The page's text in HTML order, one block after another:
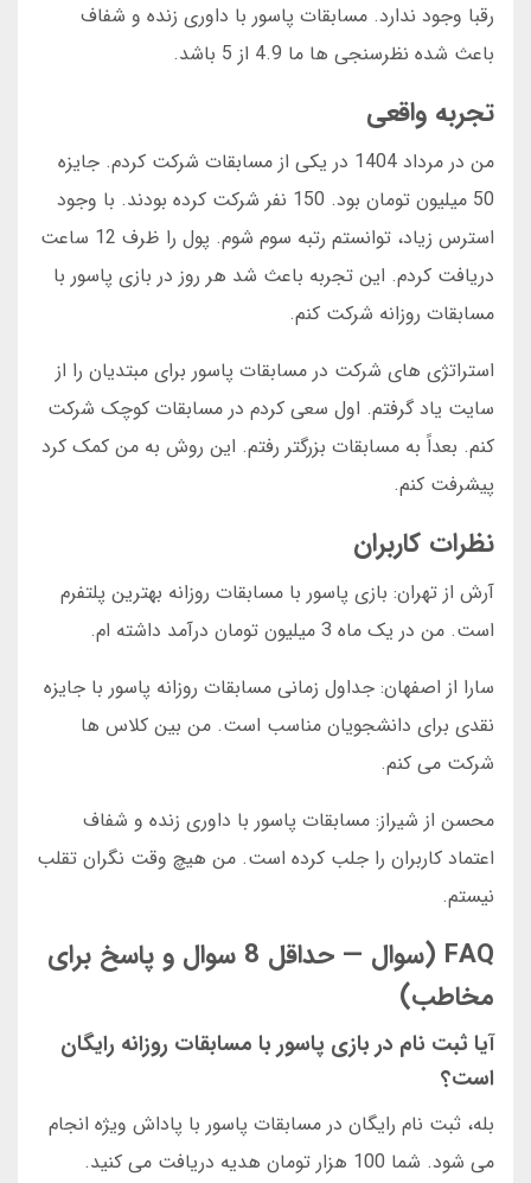
رقبا وجود ندارد. مسابقات پاسور با داوری زنده و شفاف
باعث شده نظرسنجی ها ما 4.9 از 5 باشد.
تجربه واقعی
من در مرداد 1404 در یکی از مسابقات شرکت کردم. جایزه
50 میلیون تومان بود. 150 نفر شرکت کرده بودند. با وجود
استرس زیاد، توانستم رتبه سوم شوم. پول را ظرف 12 ساعت
دریافت کردم. این تجربه باعث شد هر روز در بازی پاسور با
مسابقات روزانه شرکت کنم.
استراتژی های شرکت در مسابقات پاسور برای مبتدیان را از
سایت یاد گرفتم. اول سعی کردم در مسابقات کوچک شرکت
کنم. بعداً به مسابقات بزرگتر رفتم. این روش به من کمک کرد
پیشرفت کنم.
نظرات کاربران
آرش از تهران: بازی پاسور با مسابقات روزانه بهترین پلتفرم
است. من در یک ماه 3 میلیون تومان درآمد داشته ام.
سارا از اصفهان: جداول زمانی مسابقات روزانه پاسور با جایزه
نقدی برای دانشجویان مناسب است. من بین کلاس ها
شرکت می کنم.
محسن از شیراز: مسابقات پاسور با داوری زنده و شفاف
اعتماد کاربران را جلب کرده است. من هیچ وقت نگران تقلب
نیستم.
FAQ (سوال — حداقل 8 سوال و پاسخ برای
مخاطب)
آیا ثبت نام در بازی پاسور با مسابقات روزانه رایگان
است؟
بله، ثبت نام رایگان در مسابقات پاسور با پاداش ویژه انجام
می شود. شما 100 هزار تومان هدیه دریافت می کنید.